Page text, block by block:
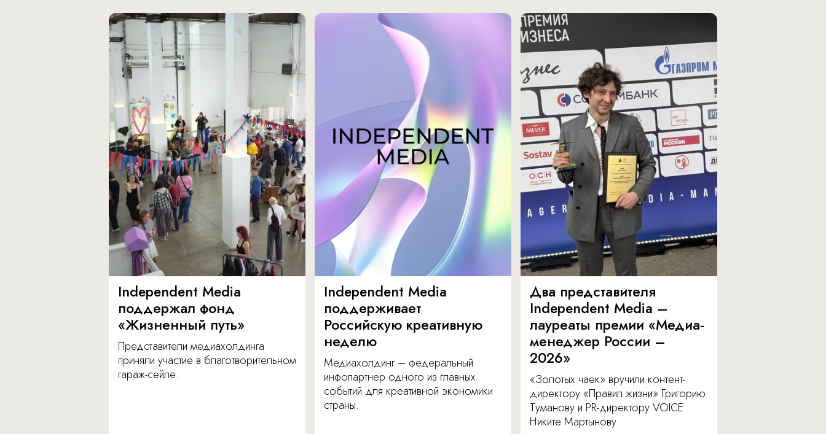
Independent Media
поддержал фонд
«Жизненный путь»
Представители медиахолдинга
приняли участие в благотворительном
гараж-сейле.
Independent Media
поддерживает
Российскую креативную
неделю
Медиахолдинг – федеральный
инфопартнер одного из главных
событий для креативной экономики
страны.
Два представителя
Independent Media –
лауреаты премии «Медиа-
менеджер России –
2026»
«Золотых чаек» вручили контент-
директору «Правил жизни» Григорию
Туманову и PR-директору VOICE
Никите Мартынову.